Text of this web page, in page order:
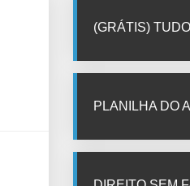
(GRÁTIS)
PLANILHA DO